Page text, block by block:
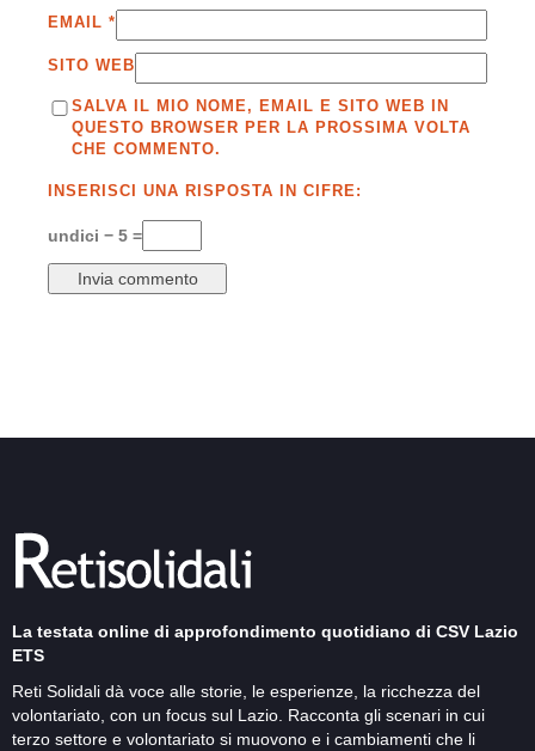
EMAIL *
SITO WEB
SALVA IL MIO NOME, EMAIL E SITO WEB IN
QUESTO BROWSER PER LA PROSSIMA VOLTA
CHE COMMENTO.
INSERISCI UNA RISPOSTA IN CIFRE:
undici − 5 =
La testata online di approfondimento quotidiano di CSV Lazio
ETS
Reti Solidali dà voce alle storie, le esperienze, la ricchezza del
volontariato, con un focus sul Lazio. Racconta gli scenari in cui
terzo settore e volontariato si muovono e i cambiamenti che li